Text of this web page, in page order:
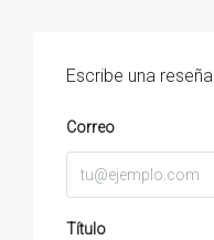
Escribe una reseña
Correo
Título